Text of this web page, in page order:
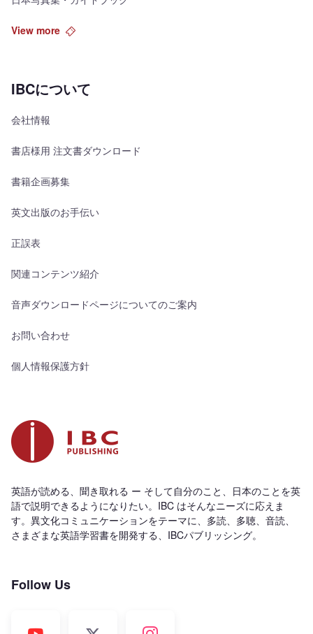
英語が読める、聞き取れる ー そして自分のこと、日本のことを英
語で説明できるようになりたい。IBC はそんなニーズに応えま
す。異文化コミュニケーションをテーマに、多読、多聴、音読、
さまざまな英語学習書を開発する、IBCパブリッシング。
Follow Us
View more
IBCについて
会社情報
書店様用 注文書ダウンロード
書籍企画募集
英文出版のお手伝い
正誤表
関連コンテンツ紹介
音声ダウンロードページについてのご案内
お問い合わせ
個人情報保護方針